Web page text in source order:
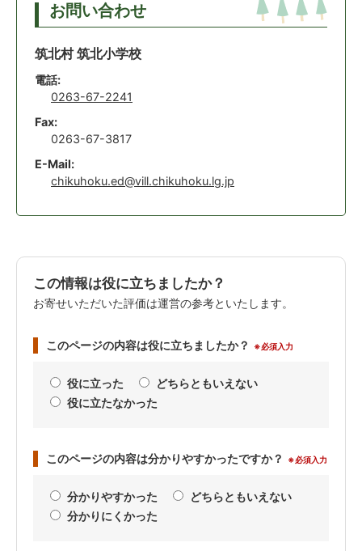
お問い合わせ
筑北村 筑北小学校
電話:
0263-67-2241
Fax:
0263-67-3817
E-Mail:
chikuhoku.ed@vill.chikuhoku.lg.jp
この情報は役に立ちましたか？
お寄せいただいた評価は運営の参考といたします。
このページの内容は役に立ちましたか？ ※必須入力
役に立った
どちらともいえない
役に立たなかった
このページの内容は分かりやすかったですか？ ※必須入力
分かりやすかった
どちらともいえない
分かりにくかった